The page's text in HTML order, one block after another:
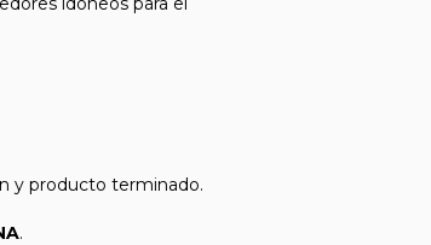
y producto terminado.
.